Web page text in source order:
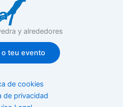
y alrededores
o teu evento
de cookies
de privacidad